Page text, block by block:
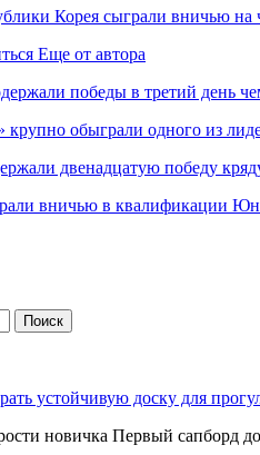
Корея сыграли вничью на
Еще от автора
победы в третий день
обыграли одного из
двенадцатую победу
вничью в квалификации
устойчивую доску для
новичка Первый